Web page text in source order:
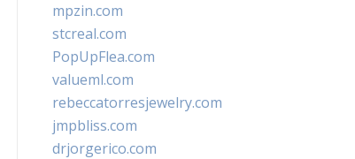
mpzin.com
stcreal.com
PopUpFlea.com
valueml.com
rebeccatorresjewelry.com
jmpbliss.com
drjorgerico.com